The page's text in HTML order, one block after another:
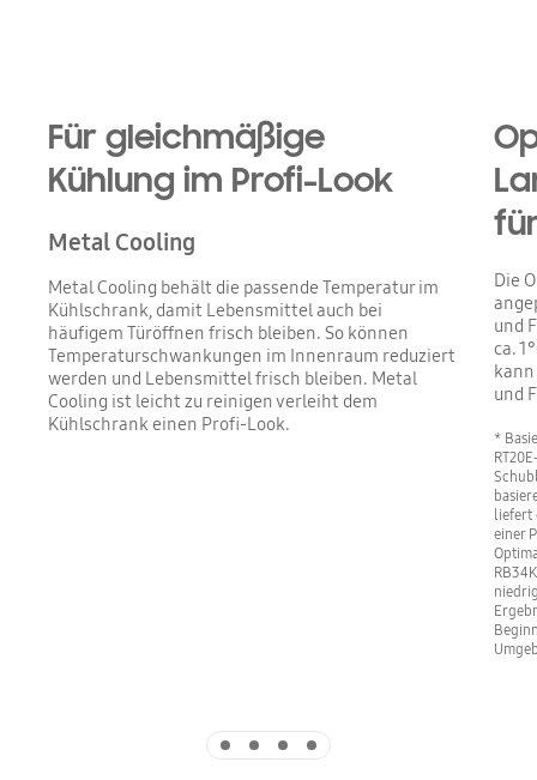
Für gleichmäßige
Kühlung im Profi-Look
Metal Cooling
Metal Cooling behält die passende Temperatur im
Kühlschrank, damit Lebensmittel auch bei
häufigem Türöffnen frisch bleiben. So können
Temperaturschwankungen im Innenraum reduziert
werden und Lebensmittel frisch bleiben. Metal
Cooling ist leicht zu reinigen verleiht dem
Kühlschrank einen Profi-Look.
Die
und
ca.
und
*
liefert
einer